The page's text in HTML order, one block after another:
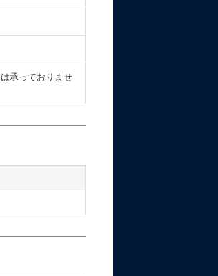
承っておりませ